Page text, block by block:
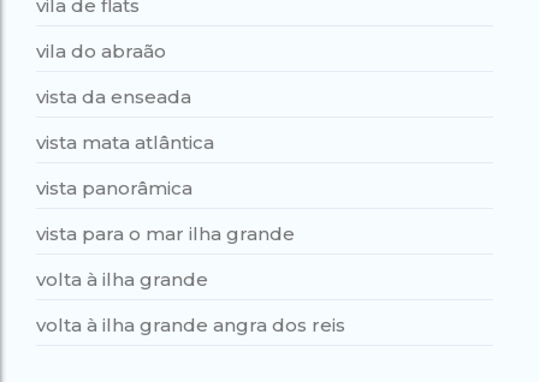
vila de flats
vila do abraão
vista da enseada
vista mata atlântica
vista panorâmica
vista para o mar ilha grande
volta à ilha grande
volta à ilha grande angra dos reis